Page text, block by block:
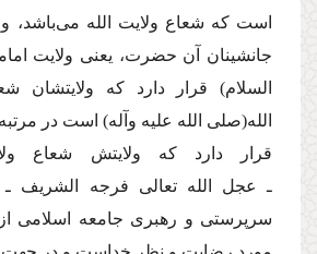
است كه شعاع ولایت الله مى‌باشد،
جانشینان آن حضرت، یعنى ولایت
السلام) قرار دارد كه ولایتشان
الله(صلى الله علیه وآله) است در
قرار دارد كه ولایتش شعاع
ـعجل الله تعالى فرجه الشریف
سرپرستى و رهبرى جامعه اسلامى